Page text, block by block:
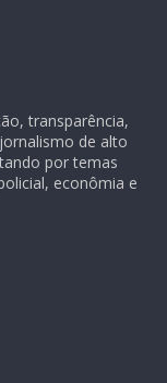
transparência,
de alto
por temas
econômia e